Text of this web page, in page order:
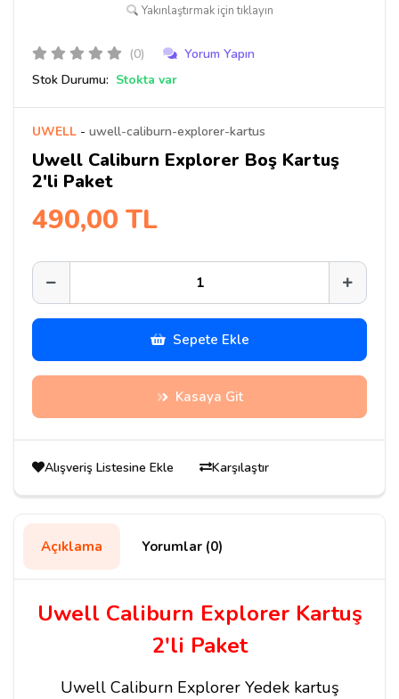
Yakınlaştırmak için tıklayın
(0)
Yorum Yapın
Stok Durumu: Stokta var
UWELL - uwell-caliburn-explorer-kartus
Uwell Caliburn Explorer Boş Kartuş
2'li Paket
490,00 TL
Sepete Ekle
Kasaya Git
Alışveriş Listesine Ekle Karşılaştır
Açıklama Yorumlar (0)
Uwell Caliburn Explorer Kartuş
2'li Paket
Uwell Caliburn Explorer Yedek kartuş